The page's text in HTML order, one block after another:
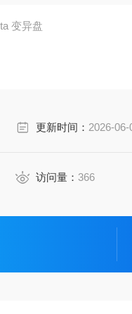
变异盘
更新时间： 2026-06-
访问量： 366